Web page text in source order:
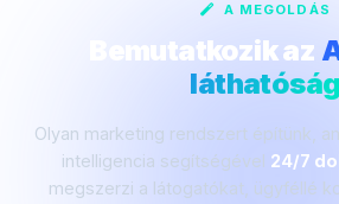
A MEGOLDÁS
Bemutatkozik az
láthatóság
Olyan marketing rendszert építünk,
intelligencia segítségével 24/7
megszerzi a látogatókat, ügyféllé